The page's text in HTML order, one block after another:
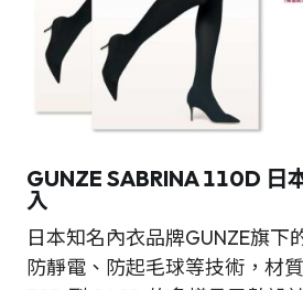
GUNZE SABRINA 110D 日
入
日本知名內衣品牌GUNZE旗下
防靜電、防起毛球等技術，材